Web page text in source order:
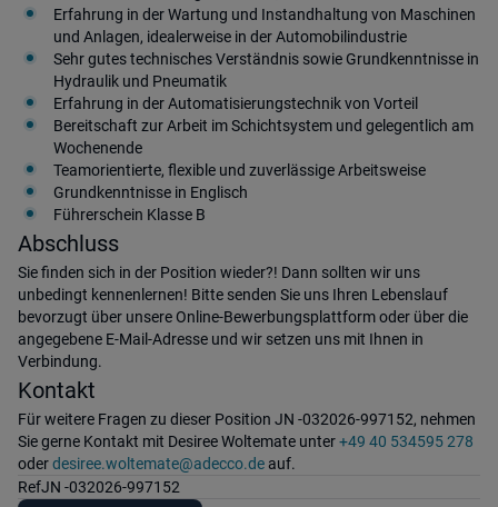
Erfahrung in der Wartung und Instandhaltung von Maschinen
und Anlagen, idealerweise in der Automobilindustrie
Sehr gutes technisches Verständnis sowie Grundkenntnisse in
Hydraulik und Pneumatik
Erfahrung in der Automatisierungstechnik von Vorteil
Bereitschaft zur Arbeit im Schichtsystem und gelegentlich am
Wochenende
Teamorientierte, flexible und zuverlässige Arbeitsweise
Grundkenntnisse in Englisch
Führerschein Klasse B
Abschluss
Sie finden sich in der Position wieder?! Dann sollten wir uns
unbedingt kennenlernen! Bitte senden Sie uns Ihren Lebenslauf
bevorzugt über unsere Online-Bewerbungsplattform oder über die
angegebene E-Mail-Adresse und wir setzen uns mit Ihnen in
Verbindung.
Kontakt
Für weitere Fragen zu dieser Position JN -032026-997152, nehmen
Sie gerne Kontakt mit Desiree Woltemate unter+49 40 534595 278
oderdesiree.woltemate@adecco.deauf.
RefJN -032026-997152